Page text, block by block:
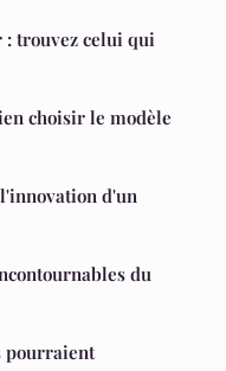
trouvez celui qui
choisir le modèle
d'un
du
pourraient